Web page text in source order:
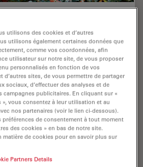
and immune cell
imaging analysis
and molecular insights
cancer research and therapeutics.
Webinaire Imagerie multiplexée spatiale
utilisons des cookies et d’autres
utilisons également certaines données que
comme vos coordonnées, afin
utilisateur sur notre site, de vous proposer
personnalisés en fonction de vos
d’autres sites, de vous permettre de partager
sociaux, d’effectuer des analyses et de
campagnes publicitaires. En cliquant sur «
vous consentez à leur utilisation et au
nos partenaires (voir le lien ci-dessous).
préférences de consentement à tout moment
des cookies » en bas de notre site.
matière de cookies pour en savoir plus sur
Partners Details